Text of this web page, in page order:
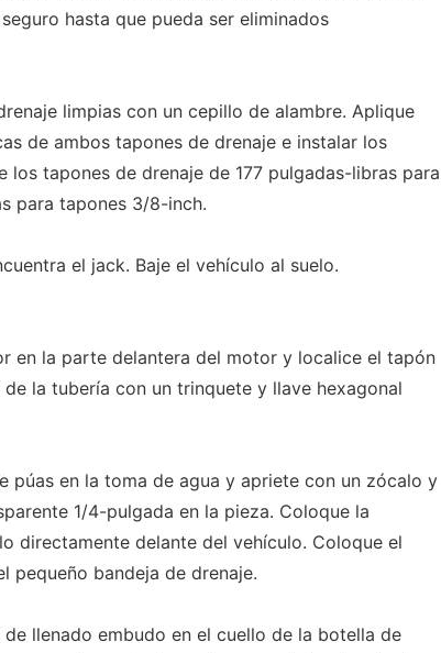
hasta que pueda ser eliminados
limpias con un cepillo de alambre. Aplique
de ambos tapones de drenaje e instalar los
tapones de drenaje de 177 pulgadas-libras para
para tapones 3/8-inch.
el jack. Baje el vehículo al suelo.
en la parte delantera del motor y localice el tapón
la tubería con un trinquete y llave hexagonal
púas en la toma de agua y apriete con un zócalo y
1/4-pulgada en la pieza. Coloque la
directamente delante del vehículo. Coloque el
pequeño bandeja de drenaje.
llenado embudo en el cuello de la botella de